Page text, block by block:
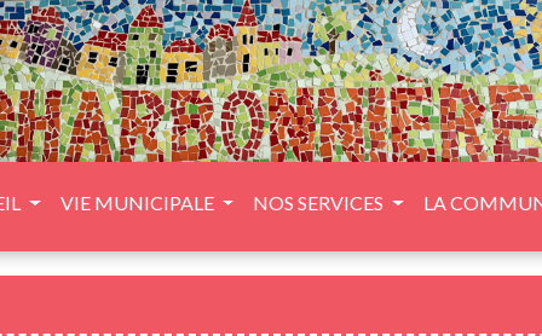
VIE MUNICIPALE NOS SERVICES LA